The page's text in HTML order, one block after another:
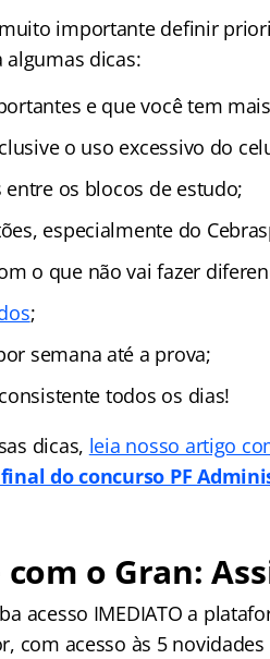
importante definir
algumas dicas:
e que você tem
o uso excessivo do
entre os blocos de estudo;
especialmente do
o que não vai fazer
;
semana até a prova;
todos os dias!
dicas, leia nosso artigo
do concurso PF
com o Gran:
acesso IMEDIATO a
com acesso às 5